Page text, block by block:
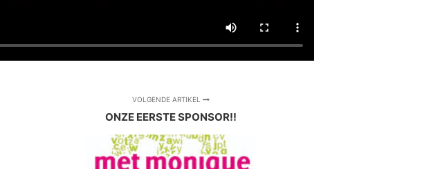
VOLGENDE ARTIKEL
ONZE EERSTE SPONSOR!!